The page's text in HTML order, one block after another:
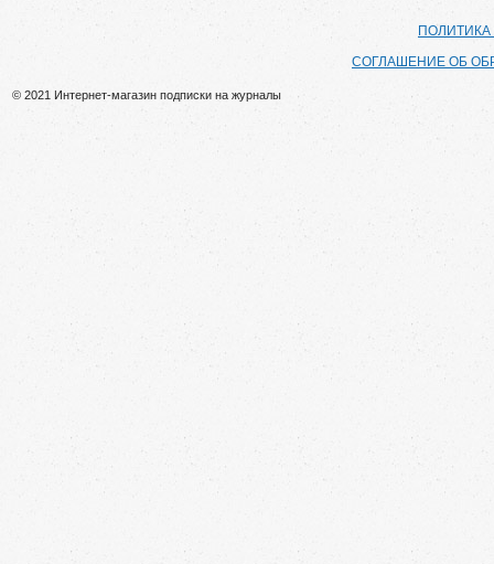
СОГЛАШЕНИЕ ОБ
© 2021 Интернет-магазин подписки на журналы